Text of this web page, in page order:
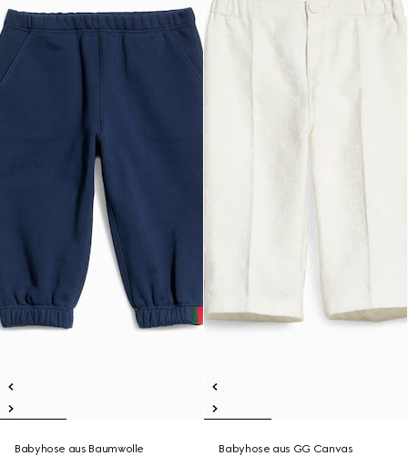
Babyhose aus Baumwolle
Babyhose aus GG Canvas